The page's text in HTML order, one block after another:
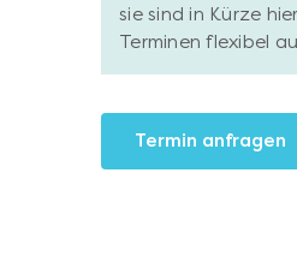
sie sind in Kürze
Terminen flexibel
Termin anfragen